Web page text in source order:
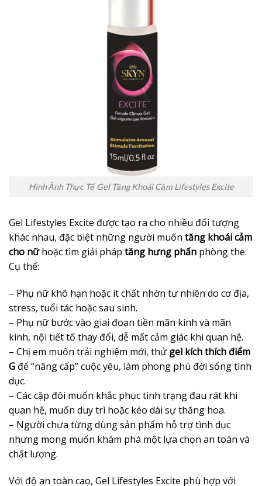
Hình Ảnh Thực Tế Gel Tăng Khoái Cảm Lifestyles Excite
Gel Lifestyles Excite được tạo ra cho nhiều đối tượng
khác nhau, đặc biệt những người muốn tăng khoái cảm
cho nữhoặc tìm giải pháp tăng hưng phấn phòng the.
Cụ thể:
– Phụ nữ khô hạn hoặc ít chất nhờn tự nhiên do cơ địa,
stress, tuổi tác hoặc sau sinh.
– Phụ nữ bước vào giai đoạn tiền mãn kinh và mãn
kinh, nội tiết tố thay đổi, dễ mất cảm giác khi quan hệ.
– Chị em muốn trải nghiệm mới, thử gel kích thích điểm
G để “nâng cấp” cuộc yêu, làm phong phú đời sống tình
dục.
– Các cặp đôi muốn khắc phục tình trạng đau rát khi
quan hệ, muốn duy trì hoặc kéo dài sự thăng hoa.
– Người chưa từng dùng sản phẩm hỗ trợ tình dục
nhưng mong muốn khám phá một lựa chọn an toàn và
chất lượng.
Với độ an toàn cao, Gel Lifestyles Excite phù hợp với